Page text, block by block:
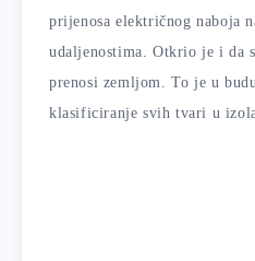
prijenosa električnog naboja
udaljenostima. Otkrio je i da
prenosi zemljom. To je u
klasificiranje svih tvari u